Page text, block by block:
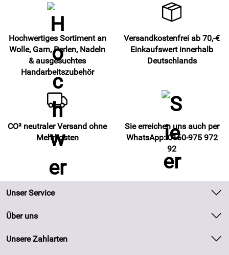
Hochwertiges Sortiment an
Wolle, Garn, Perlen, Nadeln
& ausgesuchtes
Handarbeitszubehör
Versandkostenfrei ab 70,-€
Einkaufswert innerhalb
Deutschlands
CO² neutraler Versand ohne
Mehrkosten
Sie erreichen uns auch per
WhatsApp: 0160-975 972
92
Unser Service
Kontakt
Kundeninformationen
Über uns
Unsere Bestseller
Unsere Zahlarten